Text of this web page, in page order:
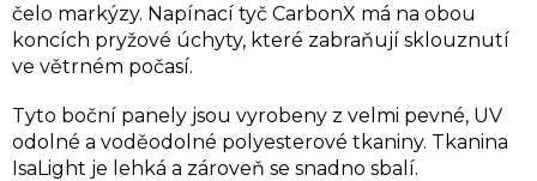
čelo markýzy. Napínací tyč CarbonX má na obou
koncích pryžové úchyty, které zabraňují sklouznutí
ve větrném počasí.
Tyto boční panely jsou vyrobeny z velmi pevné, UV
odolné a voděodolné polyesterové tkaniny. Tkanina
IsaLight je lehká a zároveň se snadno sbalí.